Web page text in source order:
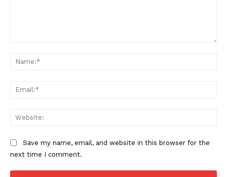
Save my name, email, and website in this browser for the
next time I comment.